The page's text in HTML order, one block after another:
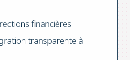
financières
transparente à